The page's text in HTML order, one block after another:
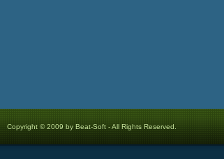
Copyright © 2009 by Beat-Soft - All Rights Reserved.